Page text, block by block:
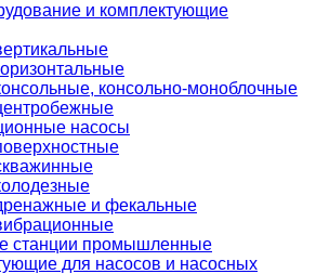
и комплектующие
консольно-моноблочные
насосы
и фекальные
станции промышленные
для насосов и насосных